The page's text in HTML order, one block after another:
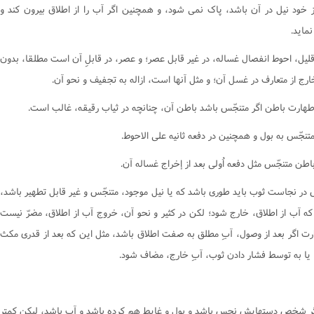
وصیت و ارث
کسب های حرام
و آشامیدنى‌ها
از گناهان
میت
طهارت
کتاب وکالت
کتاب هبه
کتاب سبق و رمایه
کتاب وصیّت
کتاب خُلع
کتاب ظهار
کتاب ایلاء
کتاب لعان
کتاب عتق
کتاب جعاله
خود نيل در آن باشد، پاک نمى شود، و همچنين اگر آب را از اطلاق بيرون کند و
قليل، احوط انفصال غساله، در غير قابل عصر؛ و عصر، در قابلِ آن است مطلقا، بدون
از متعارف در غسل آن؛ و مثل آنها است، ازاله به تجفيف و نحو آن.
در نجاست ثوب بايد طورى باشد که يا نيل موجود، متنجّس و غير قابل تطهير باشد،
که آب از اطلاق، خارج شود؛ لکن در کثير و نحو آن، خروج آب از اطلاق، مضرّ نيست
اگر بعد از وصول، آبِ مطلق به صفت اطلاق باشد، مثل اين که بعد از قدرى مکث
يا به توسط فشار دادن ثوب، آبِ خارج، مضاف شود.
شخص دستهايش نجس باشد و بول و غايط هم کرده باشد و آب باشد، ليکن کمتر